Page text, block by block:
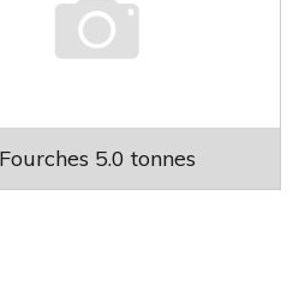
Fourches 5.0 tonnes